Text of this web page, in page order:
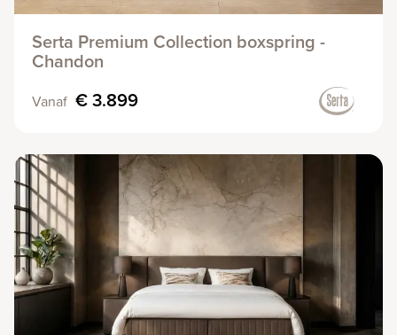
Serta Premium Collection boxspring -
Chandon
Vanaf € 3.899